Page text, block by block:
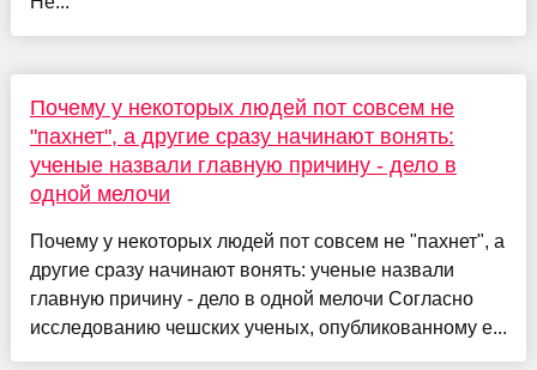
Почему у некоторых людей пот совсем не
"пахнет", а другие сразу начинают вонять:
ученые назвали главную причину - дело в
одной мелочи
Почему у некоторых людей пот совсем не "пахнет", а
другие сразу начинают вонять: ученые назвали
главную причину - дело в одной мелочи Согласно
исследованию чешских ученых, опубликованному е...